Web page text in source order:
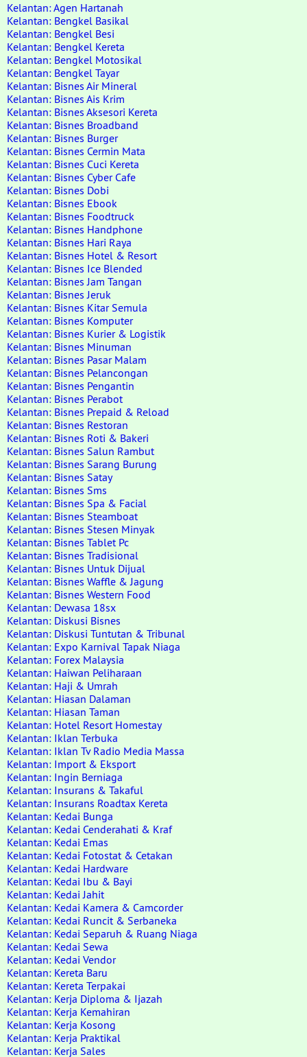
Kelantan: Agen Hartanah
Kelantan: Bengkel Basikal
Kelantan: Bengkel Besi
Kelantan: Bengkel Kereta
Kelantan: Bengkel Motosikal
Kelantan: Bengkel Tayar
Kelantan: Bisnes Air Mineral
Kelantan: Bisnes Ais Krim
Kelantan: Bisnes Aksesori Kereta
Kelantan: Bisnes Broadband
Kelantan: Bisnes Burger
Kelantan: Bisnes Cermin Mata
Kelantan: Bisnes Cuci Kereta
Kelantan: Bisnes Cyber Cafe
Kelantan: Bisnes Dobi
Kelantan: Bisnes Ebook
Kelantan: Bisnes Foodtruck
Kelantan: Bisnes Handphone
Kelantan: Bisnes Hari Raya
Kelantan: Bisnes Hotel & Resort
Kelantan: Bisnes Ice Blended
Kelantan: Bisnes Jam Tangan
Kelantan: Bisnes Jeruk
Kelantan: Bisnes Kitar Semula
Kelantan: Bisnes Komputer
Kelantan: Bisnes Kurier & Logistik
Kelantan: Bisnes Minuman
Kelantan: Bisnes Pasar Malam
Kelantan: Bisnes Pelancongan
Kelantan: Bisnes Pengantin
Kelantan: Bisnes Perabot
Kelantan: Bisnes Prepaid & Reload
Kelantan: Bisnes Restoran
Kelantan: Bisnes Roti & Bakeri
Kelantan: Bisnes Salun Rambut
Kelantan: Bisnes Sarang Burung
Kelantan: Bisnes Satay
Kelantan: Bisnes Sms
Kelantan: Bisnes Spa & Facial
Kelantan: Bisnes Steamboat
Kelantan: Bisnes Stesen Minyak
Kelantan: Bisnes Tablet Pc
Kelantan: Bisnes Tradisional
Kelantan: Bisnes Untuk Dijual
Kelantan: Bisnes Waffle & Jagung
Kelantan: Bisnes Western Food
Kelantan: Dewasa 18sx
Kelantan: Diskusi Bisnes
Kelantan: Diskusi Tuntutan & Tribunal
Kelantan: Expo Karnival Tapak Niaga
Kelantan: Forex Malaysia
Kelantan: Haiwan Peliharaan
Kelantan: Haji & Umrah
Kelantan: Hiasan Dalaman
Kelantan: Hiasan Taman
Kelantan: Hotel Resort Homestay
Kelantan: Iklan Terbuka
Kelantan: Iklan Tv Radio Media Massa
Kelantan: Import & Eksport
Kelantan: Ingin Berniaga
Kelantan: Insurans & Takaful
Kelantan: Insurans Roadtax Kereta
Kelantan: Kedai Bunga
Kelantan: Kedai Cenderahati & Kraf
Kelantan: Kedai Emas
Kelantan: Kedai Fotostat & Cetakan
Kelantan: Kedai Hardware
Kelantan: Kedai Ibu & Bayi
Kelantan: Kedai Jahit
Kelantan: Kedai Kamera & Camcorder
Kelantan: Kedai Runcit & Serbaneka
Kelantan: Kedai Separuh & Ruang Niaga
Kelantan: Kedai Sewa
Kelantan: Kedai Vendor
Kelantan: Kereta Baru
Kelantan: Kereta Terpakai
Kelantan: Kerja Diploma & Ijazah
Kelantan: Kerja Kemahiran
Kelantan: Kerja Kosong
Kelantan: Kerja Praktikal
Kelantan: Kerja Sales